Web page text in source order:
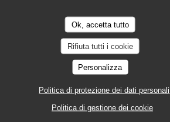
Ok, accetta tutto
Rifiuta tutti i cookie
Personalizza
Politica di protezione dei dati personali
Politica di gestione dei cookie
3